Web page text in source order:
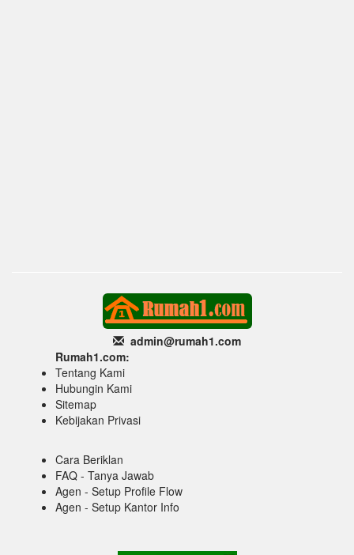
admin@rumah1.com
Rumah1.com:
Tentang Kami
Hubungin Kami
Sitemap
Kebijakan Privasi
Cara Beriklan
FAQ - Tanya Jawab
Agen - Setup Profile Flow
Agen - Setup Kantor Info